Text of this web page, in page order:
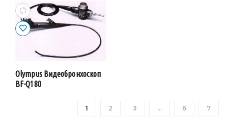
Olympus Видеобронхоскоп
BF-Q180
1 2 3 … 6 7